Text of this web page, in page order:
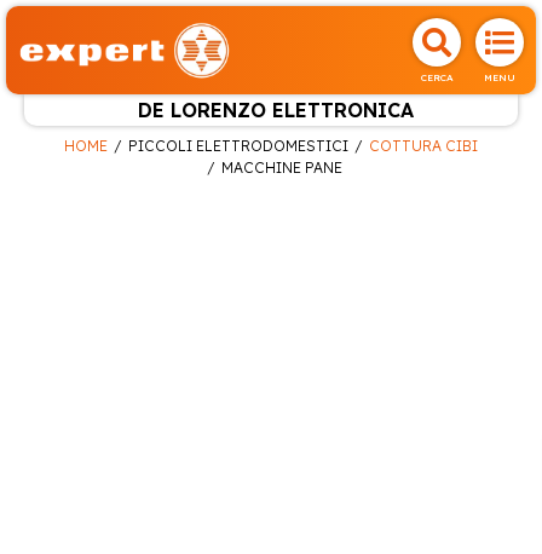
CERCA MENU
DE LORENZO ELETTRONICA
HOME PICCOLI ELETTRODOMESTICI
COTTURA CIBI
MACCHINE PANE